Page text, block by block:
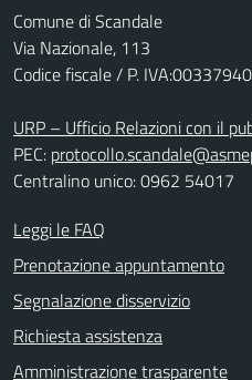
Comune di Scandale
Via Nazionale, 113
Codice fiscale / P.
URP – Ufficio Relazioni con il
PEC:
Centralino unico: 0962 54017
Leggi le FAQ
Prenotazione appuntamento
Segnalazione disservizio
Richiesta assistenza
Amministrazione trasparente